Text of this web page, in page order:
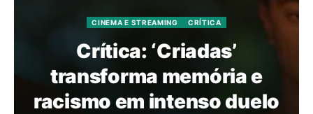
CINEMA E STREAMING CRÍTICA
Crítica: ‘Criadas’
transforma memória e
racismo em intenso duelo